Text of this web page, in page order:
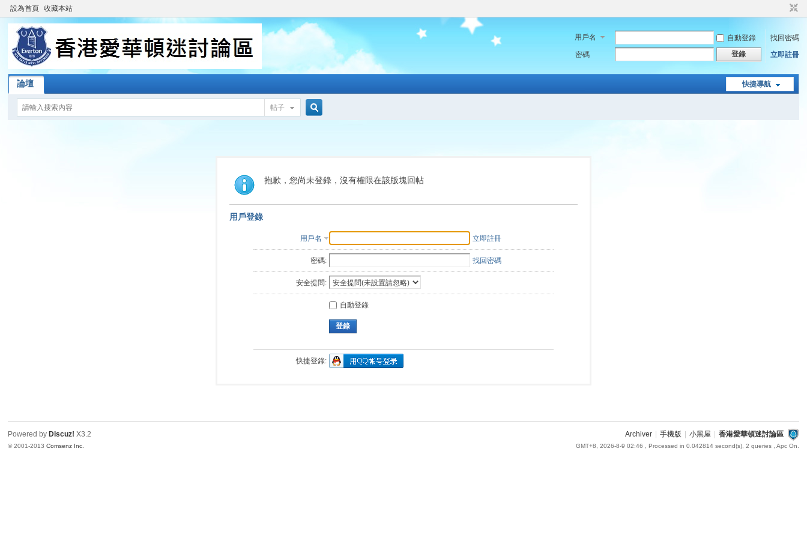
設為首頁 收藏本站
用戶名 自動登錄
找回密碼
密碼
登錄 立即註冊
快捷導航
論壇
帖子
索
抱歉，您尚未登錄，沒有權限在該版塊回帖
用戶登錄
用戶名 立即註冊
密碼: 找回密碼
安全提問:
自動登錄
登錄
快捷登錄:
Archiver 手機版 小黑屋 香港愛華頓迷討論區
GMT+8, 2026-8-9 02:46 , Processed in 0.042814 second(s), 2 queries , Apc On.
Powered by Discuz! X3.2
© 2001-2013Comsenz Inc.